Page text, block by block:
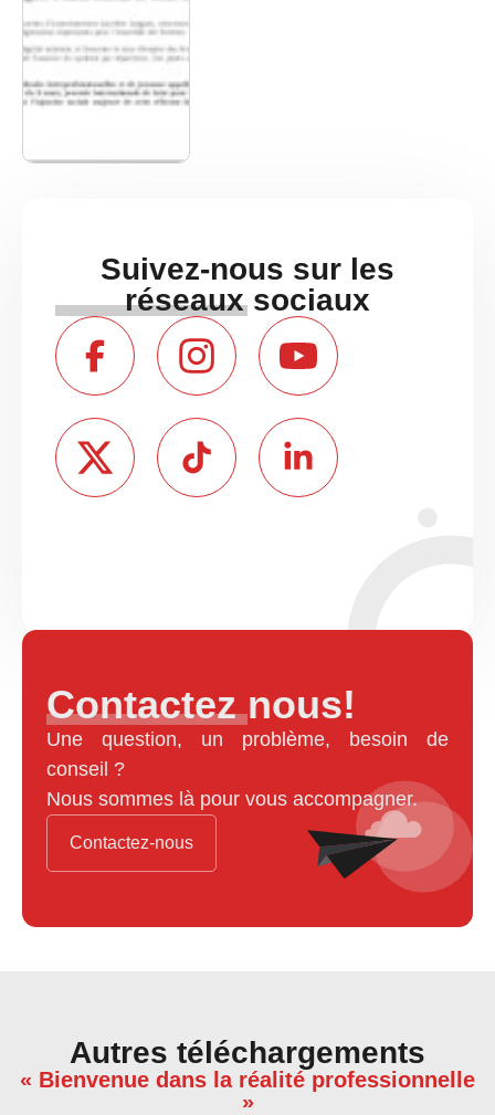
Suivez-nous sur les
réseaux sociaux
Contactez nous!
Une question, un problème, besoin de
conseil ?
Nous sommes là pour vous accompagner.
Contactez-nous
Autres téléchargements
« Bienvenue dans la réalité professionnelle
»